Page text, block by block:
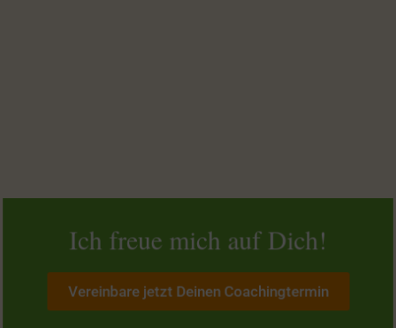
Ich freue mich auf Dich!
Vereinbare jetzt Deinen Coachingtermin